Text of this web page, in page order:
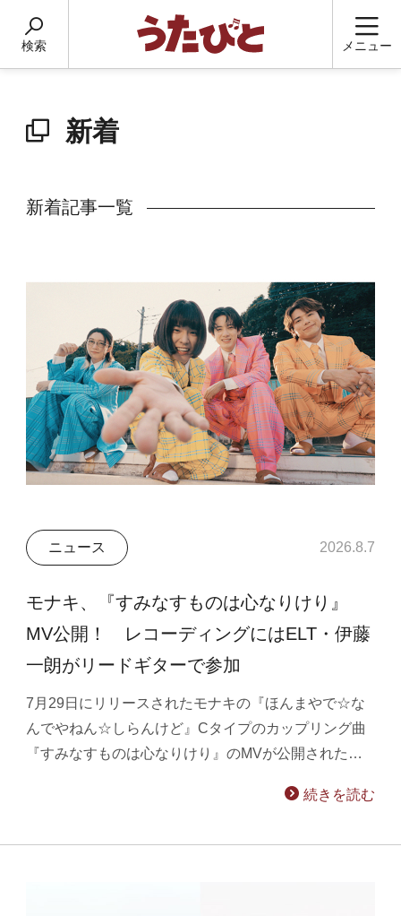
検索 メニュー
新着
新着記事一覧
ニュース 2026.8.7
モナキ、『すみなすものは心なりけり』
MV公開！ レコーディングにはELT・伊藤
一朗がリードギターで参加
7月29日にリリースされたモナキの『ほんまやで☆な
んでやねん☆しらんけど』Cタイプのカップリング曲
『すみなすものは心なりけり』のMVが公開された…
続きを読む